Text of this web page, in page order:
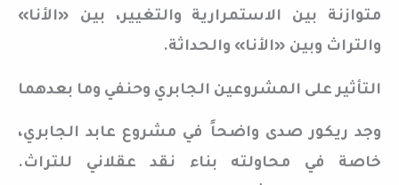
متوازنة بين الاستمرارية والتغيير، بين «الأنا»
والتراث وبين «الأنا» والحداثة.
التأثير على المشروعين الجابري وحنفي وما بعدهما
وجد ريكور صدى واضحاً في مشروع عابد الجابري،
خاصة في محاولته بناء نقد عقلاني للتراث.